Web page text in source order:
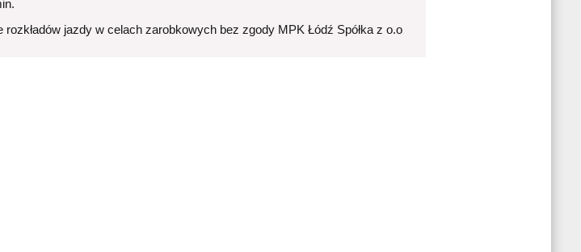
rozkładów jazdy w celach zarobkowych bez zgody MPK Łódź Spółka z o.o